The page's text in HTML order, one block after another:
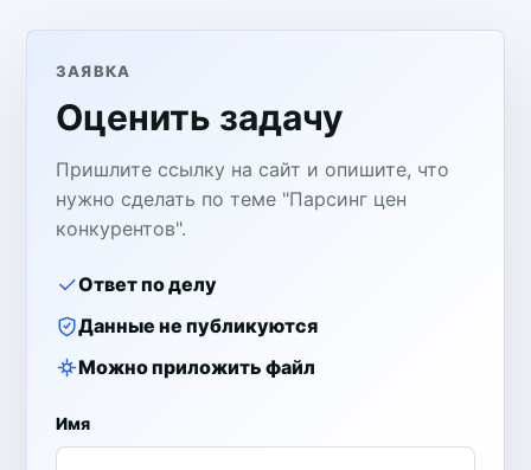
ЗАЯВКА
Оценить задачу
Пришлите ссылку на сайт и опишите, что
нужно сделать по теме "Парсинг цен
конкурентов".
Ответ по делу
Данные не публикуются
Можно приложить файл
Имя